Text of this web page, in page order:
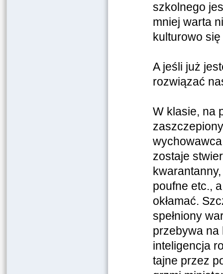
szkolnego
mniej warta
kulturowo
A jeśli już
rozwiązać
W klasie, na
zostaje
poufne etc.,
okłamać.
spełniony
przebywa na
inteligencja
tajne przez